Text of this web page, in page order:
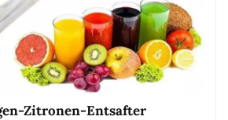
Zitronen-Entsafter